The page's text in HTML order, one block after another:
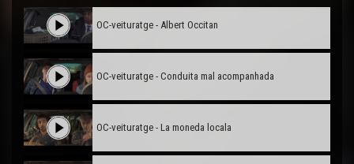
OC-veituratge - Albert Occitan
OC-veituratge - Conduita mal acompanhada
OC-veituratge - La moneda locala